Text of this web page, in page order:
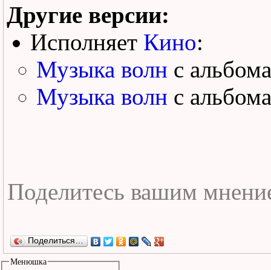
Другие версии:
Исполняет Кино:
Музыка волн с
Музыка волн с
Поделиться…
Менюшка